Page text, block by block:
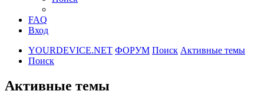
FAQ
Вход
YOURDEVICE.NET ФОРУМ Поиск Активные темы
Поиск
Активные темы